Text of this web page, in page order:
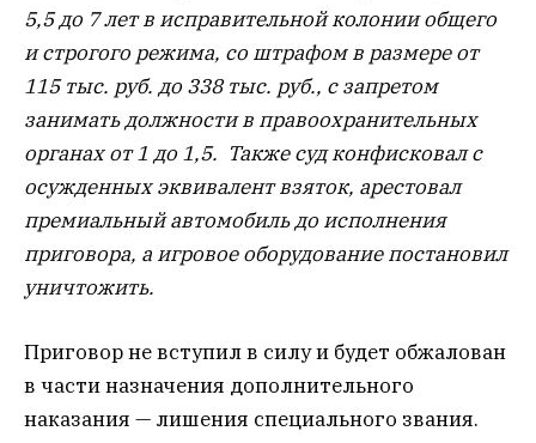
5,5 до 7 лет в исправительной колонии общего
и строгого режима, со штрафом в размере от
115 тыс. руб. до 338 тыс. руб., с запретом
занимать должности в правоохранительных
органах от 1 до 1,5. Также суд конфисковал с
осужденных эквивалент взяток, арестовал
премиальный автомобиль до исполнения
приговора, а игровое оборудование постановил
уничтожить.
Приговор не вступил в силу и будет обжалован
в части назначения дополнительного
наказания — лишения специального звания.